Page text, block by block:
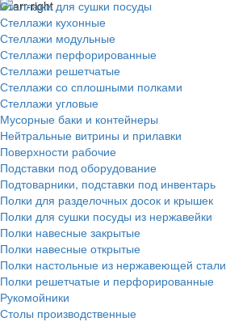
Стеллажи для сушки посуды
Стеллажи кухонные
Стеллажи модульные
Стеллажи перфорированные
Стеллажи решетчатые
Стеллажи со сплошными полками
Стеллажи угловые
Мусорные баки и контейнеры
Нейтральные витрины и прилавки
Поверхности рабочие
Подставки под оборудование
Подтоварники, подставки под инвентарь
Полки для разделочных досок и крышек
Полки для сушки посуды из нержавейки
Полки навесные закрытые
Полки навесные открытые
Полки настольные из нержавеющей стали
Полки решетчатые и перфорированные
Рукомойники
Столы производственные